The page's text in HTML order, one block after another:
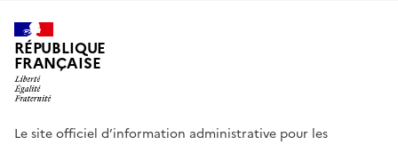
RÉPUBLIQUE
FRANÇAISE
Le site officiel d’information administrative pour les